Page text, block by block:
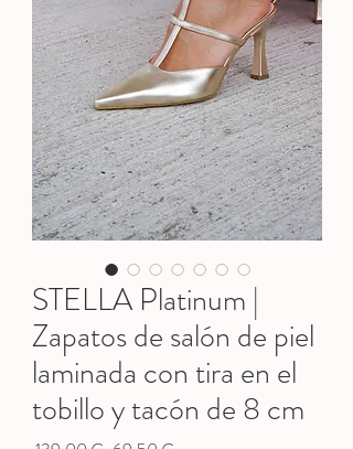
STELLA Platinum |
Zapatos de salón de piel
laminada con tira en el
tobillo y tacón de 8 cm